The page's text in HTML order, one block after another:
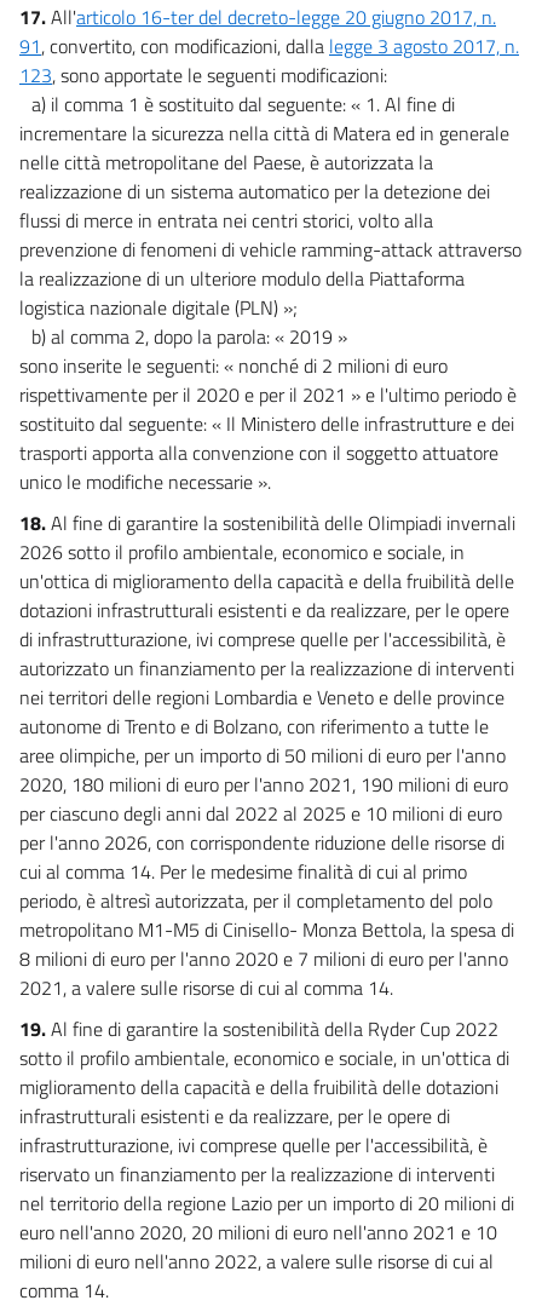
17.All'articolo 16-ter del decreto-legge 20 giugno 2017, n.
91, convertito, con modificazioni, dalla legge 3 agosto 2017, n.
123, sono apportate le seguenti modificazioni:
a) il comma 1 è sostituito dal seguente: « 1. Al fine di
incrementare la sicurezza nella città di Matera ed in generale
nelle città metropolitane del Paese, è autorizzata la
realizzazione di un sistema automatico per la detezione dei
flussi di merce in entrata nei centri storici, volto alla
prevenzione di fenomeni di vehicle ramming-attack attraverso
la realizzazione di un ulteriore modulo della Piattaforma
logistica nazionale digitale (PLN) »;
b) al comma 2, dopo la parola: « 2019 »
sono inserite le seguenti: « nonché di 2 milioni di euro
rispettivamente per il 2020 e per il 2021 » e l'ultimo periodo è
sostituito dal seguente: « Il Ministero delle infrastrutture e dei
trasporti apporta alla convenzione con il soggetto attuatore
unico le modifiche necessarie ».
18.Al fine di garantire la sostenibilità delle Olimpiadi invernali
2026 sotto il profilo ambientale, economico e sociale, in
un'ottica di miglioramento della capacità e della fruibilità delle
dotazioni infrastrutturali esistenti e da realizzare, per le opere
di infrastrutturazione, ivi comprese quelle per l'accessibilità, è
autorizzato un finanziamento per la realizzazione di interventi
nei territori delle regioni Lombardia e Veneto e delle province
autonome di Trento e di Bolzano, con riferimento a tutte le
aree olimpiche, per un importo di 50 milioni di euro per l'anno
2020, 180 milioni di euro per l'anno 2021, 190 milioni di euro
per ciascuno degli anni dal 2022 al 2025 e 10 milioni di euro
per l'anno 2026, con corrispondente riduzione delle risorse di
cui al comma 14. Per le medesime finalità di cui al primo
periodo, è altresì autorizzata, per il completamento del polo
metropolitano M1-M5 di Cinisello- Monza Bettola, la spesa di
8 milioni di euro per l'anno 2020 e 7 milioni di euro per l'anno
2021, a valere sulle risorse di cui al comma 14.
19.Al fine di garantire la sostenibilità della Ryder Cup 2022
sotto il profilo ambientale, economico e sociale, in un'ottica di
miglioramento della capacità e della fruibilità delle dotazioni
infrastrutturali esistenti e da realizzare, per le opere di
infrastrutturazione, ivi comprese quelle per l'accessibilità, è
riservato un finanziamento per la realizzazione di interventi
nel territorio della regione Lazio per un importo di 20 milioni di
euro nell'anno 2020, 20 milioni di euro nell'anno 2021 e 10
milioni di euro nell'anno 2022, a valere sulle risorse di cui al
comma 14.